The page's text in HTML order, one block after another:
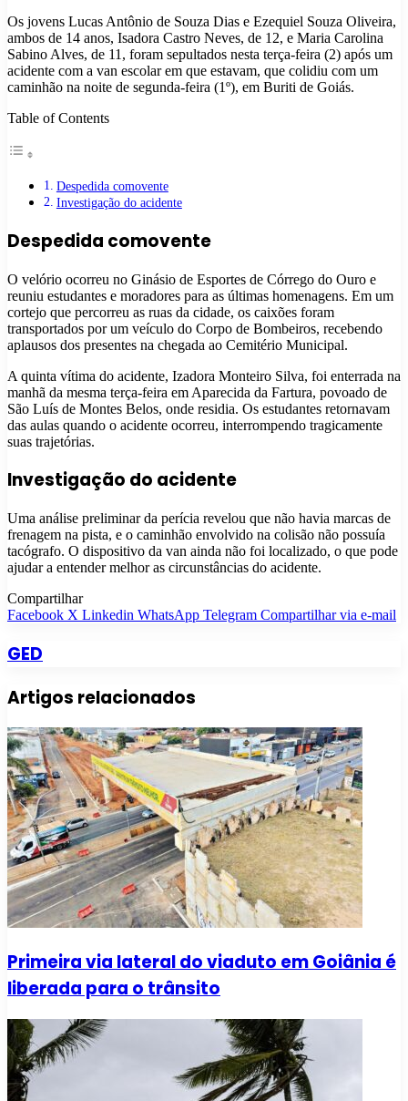
Os jovens Lucas Antônio de Souza Dias e Ezequiel Souza Oliveira,
ambos de 14 anos, Isadora Castro Neves, de 12, e Maria Carolina
Sabino Alves, de 11, foram sepultados nesta terça-feira (2) após um
acidente com a van escolar em que estavam, que colidiu com um
caminhão na noite de segunda-feira (1º), em Buriti de Goiás.
Table of Contents
Despedida comovente
Investigação do acidente
Despedida comovente
O velório ocorreu no Ginásio de Esportes de Córrego do Ouro e
reuniu estudantes e moradores para as últimas homenagens. Em um
cortejo que percorreu as ruas da cidade, os caixões foram
transportados por um veículo do Corpo de Bombeiros, recebendo
aplausos dos presentes na chegada ao Cemitério Municipal.
A quinta vítima do acidente, Izadora Monteiro Silva, foi enterrada na
manhã da mesma terça-feira em Aparecida da Fartura, povoado de
São Luís de Montes Belos, onde residia. Os estudantes retornavam
das aulas quando o acidente ocorreu, interrompendo tragicamente
suas trajetórias.
Investigação do acidente
Uma análise preliminar da perícia revelou que não havia marcas de
frenagem na pista, e o caminhão envolvido na colisão não possuía
tacógrafo. O dispositivo da van ainda não foi localizado, o que pode
ajudar a entender melhor as circunstâncias do acidente.
Compartilhar
Facebook X Linkedin WhatsApp Telegram Compartilhar via e-mail
GED
Artigos relacionados
Primeira via lateral do viaduto em Goiânia é
liberada para o trânsito